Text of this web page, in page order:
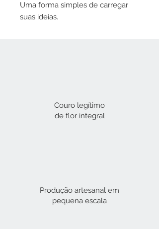
Uma forma simples de carregar
suas ideias.
Couro legítimo
de flor integral​
Produção artesanal em
pequena escala